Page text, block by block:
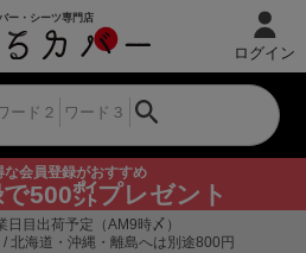
な会員登録がおすすめ
500㌽プレゼント
ログイン
日目出荷予定（AM9時〆）
北海道・沖縄・離島へは別途800円